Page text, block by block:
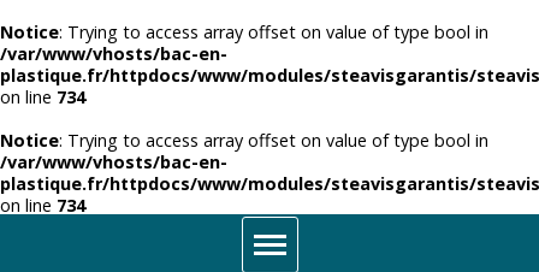
Notice: Trying to access array offset on value of type bool in
/var/www/vhosts/bac-en-
plastique.fr/httpdocs/www/modules/steavisgarantis/
on line 734
Notice: Trying to access array offset on value of type bool in
/var/www/vhosts/bac-en-
plastique.fr/httpdocs/www/modules/steavisgarantis/
on line 734